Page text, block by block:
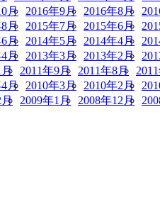
月 2016年9月 2016年8月
月 2015年7月 2015年6月
月 2014年5月 2014年4月
月 2013年3月 2013年2月
月 2011年9月 2011年8月
月 2010年3月 2010年2月
月 2009年1月 2008年12月